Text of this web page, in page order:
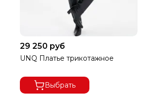
29 250 руб
UNQ Платье трикотажное
Выбрать